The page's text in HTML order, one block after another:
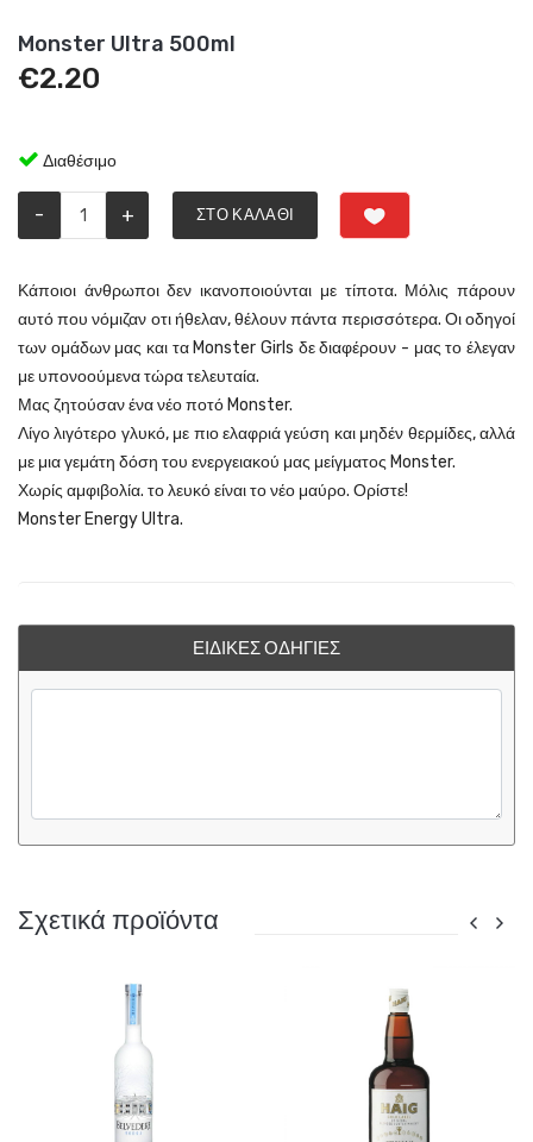
Monster Ultra 500ml
€2.20
Διαθέσιμο
- + ΣΤΟ ΚΑΛΆΘΙ
Κάποιοι άνθρωποι δεν ικανοποιούνται με τίποτα. Μόλις πάρουν
αυτό που νόμιζαν οτι ήθελαν, θέλουν πάντα περισσότερα. Οι οδηγοί
των ομάδων μας και τα Monster Girls δε διαφέρουν - μας το έλεγαν
με υπονοούμενα τώρα τελευταία.
Μας ζητούσαν ένα νέο ποτό Monster.
Λίγο λιγότερο γλυκό, με πιο ελαφριά γεύση και μηδέν θερμίδες, αλλά
με μια γεμάτη δόση του ενεργειακού μας μείγματος Monster.
Χωρίς αμφιβολία. το λευκό είναι το νέο μαύρο. Ορίστε!
Monster Energy Ultra.
ΕΙΔΙΚΈΣ ΟΔΗΓΊΕΣ
Σχετικά προϊόντα